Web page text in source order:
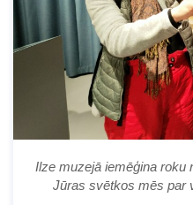
Ilze muzejā iemēģina roku
Jūras svētkos mēs par